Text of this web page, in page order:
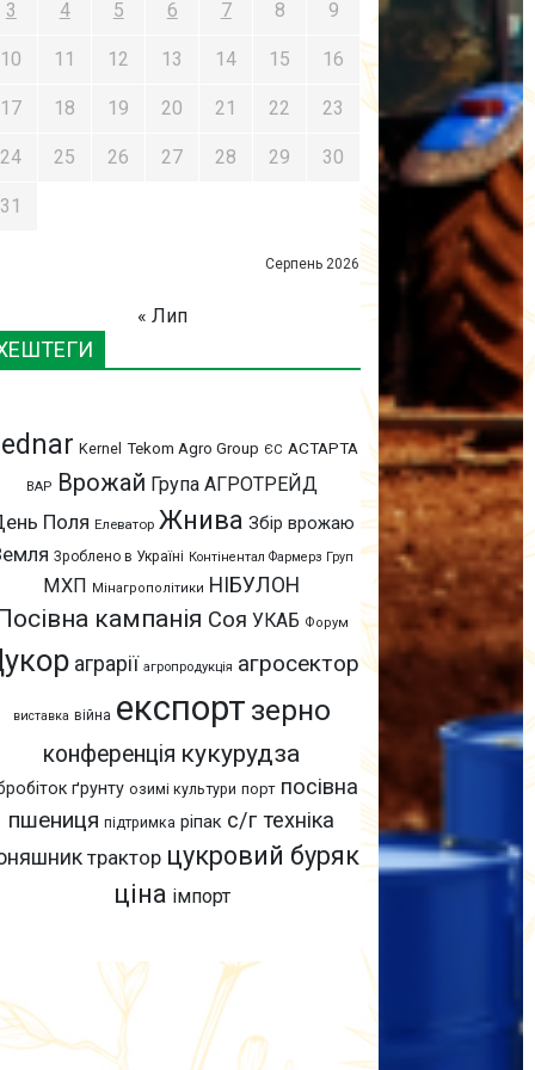
Серпень 2026
3 4 5 6 7 8 9
10 11 12 13 14 15 16
17 18 19 20 21 22 23
24 25 26 27 28 29 30
31
« Лип
Kernel Tekom Agro Group ЄС АСТАРТА
ВАР Врожай Група АГРОТРЕЙД
Поля Елеватор Жнива Збір врожаю
Зроблено в Україні Контінентал Фармерз Груп
МХП Мінагрополітики НІБУЛОН
кампанія Соя УКАБ Форум
аграрії агропродукція агросектор
виставка війна експорт зерно
конференція кукурудза
ґрунту озимі культури порт посівна
пшениця підтримка ріпак с/г техніка
трактор цукровий буряк
ціна імпорт